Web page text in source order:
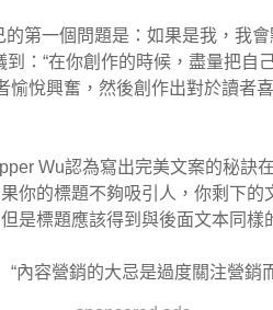
第一個問題是：如果是我，我
：“在你創作的時候，盡量把自
悅興奮，然後創作出對於讀者
Wu認為寫出完美文案的秘訣
你的標題不夠吸引人，你剩下
是標題應該得到與後面文本同樣
內容營銷的大忌是過度關注營銷